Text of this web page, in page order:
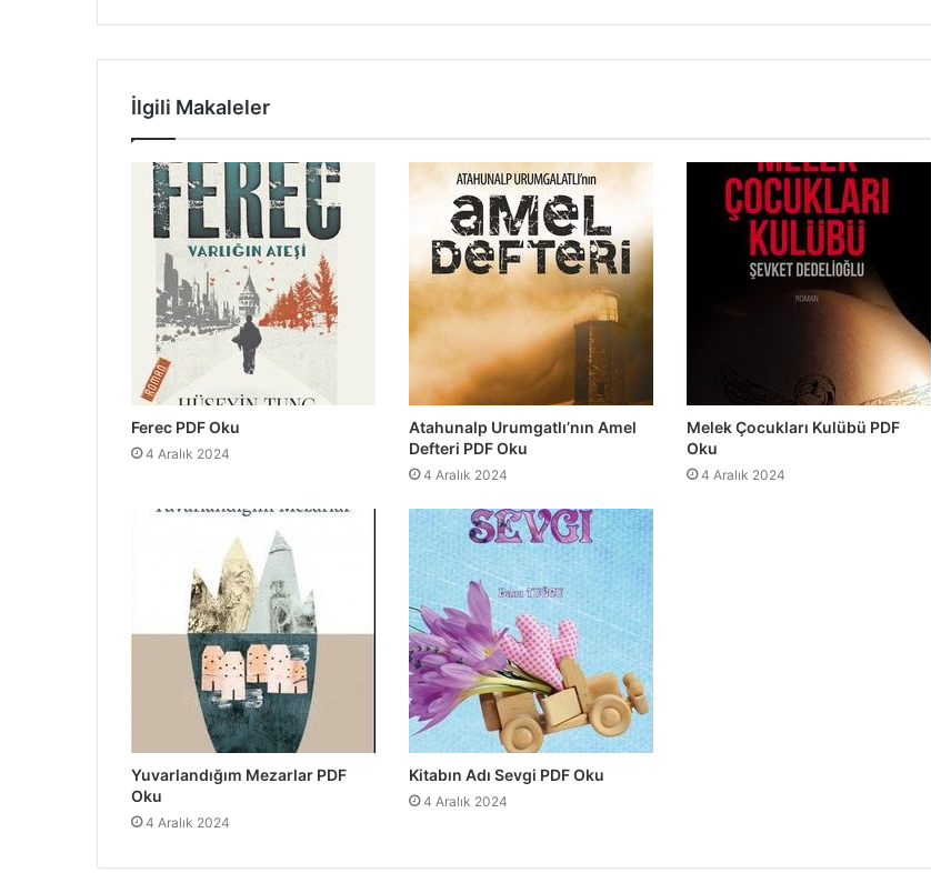
İlgili Makaleler
Ferec PDF Oku
4 Aralık 2024
Atahunalp Urumgatlı’nın Amel
Defteri PDF Oku
4 Aralık 2024
Melek Çocukları Kulübü PDF
Oku
4 Aralık 2024
Yuvarlandığım Mezarlar PDF
Oku
4 Aralık 2024
Kitabın Adı Sevgi PDF Oku
4 Aralık 2024